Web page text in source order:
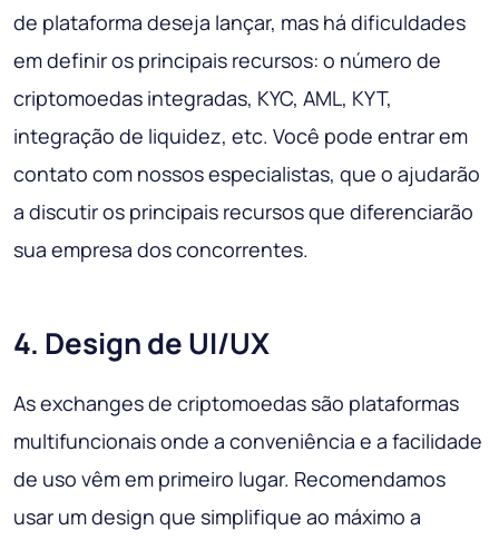
de plataforma deseja lançar, mas há dificuldades
em definir os principais recursos: o número de
criptomoedas integradas, KYC, AML, KYT,
integração de liquidez, etc. Você pode entrar em
contato com nossos especialistas, que o ajudarão
a discutir os principais recursos que diferenciarão
sua empresa dos concorrentes.
4. Design de UI/UX
As exchanges de criptomoedas são plataformas
multifuncionais onde a conveniência e a facilidade
de uso vêm em primeiro lugar. Recomendamos
usar um design que simplifique ao máximo a